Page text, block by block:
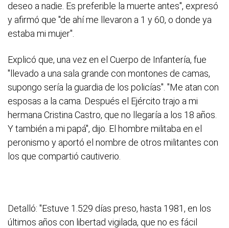
deseo a nadie. Es preferible la muerte antes", expresó
y afirmó que "de ahí me llevaron a 1 y 60, o donde ya
estaba mi mujer".
Explicó que, una vez en el Cuerpo de Infantería, fue
"llevado a una sala grande con montones de camas,
supongo sería la guardia de los policías". "Me atan con
esposas a la cama. Después el Ejército trajo a mi
hermana Cristina Castro, que no llegaría a los 18 años.
Y también a mi papá", dijo. El hombre militaba en el
peronismo y aportó el nombre de otros militantes con
los que compartió cautiverio.
Detalló: "Estuve 1.529 días preso, hasta 1981, en los
últimos años con libertad vigilada, que no es fácil